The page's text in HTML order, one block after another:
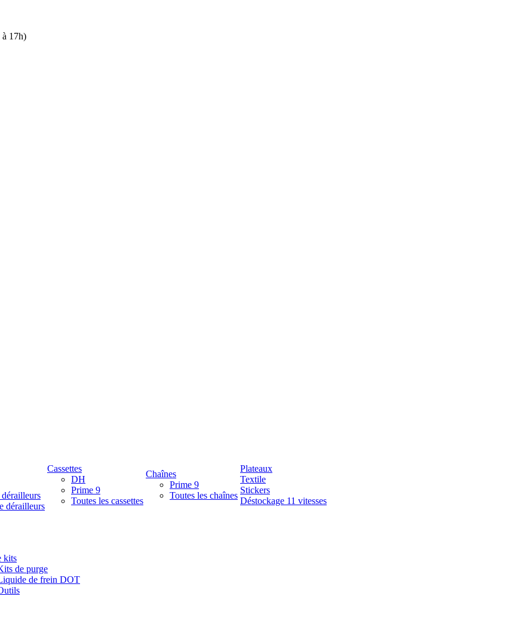
17h)
dérailleurs
Cassettes
DH
Prime 9
Toutes les cassettes
Chaînes
Prime 9
Toutes les chaînes
Plateaux
Textile
Stickers
Déstockage 11 vitesses
kits
de purge
de frein DOT